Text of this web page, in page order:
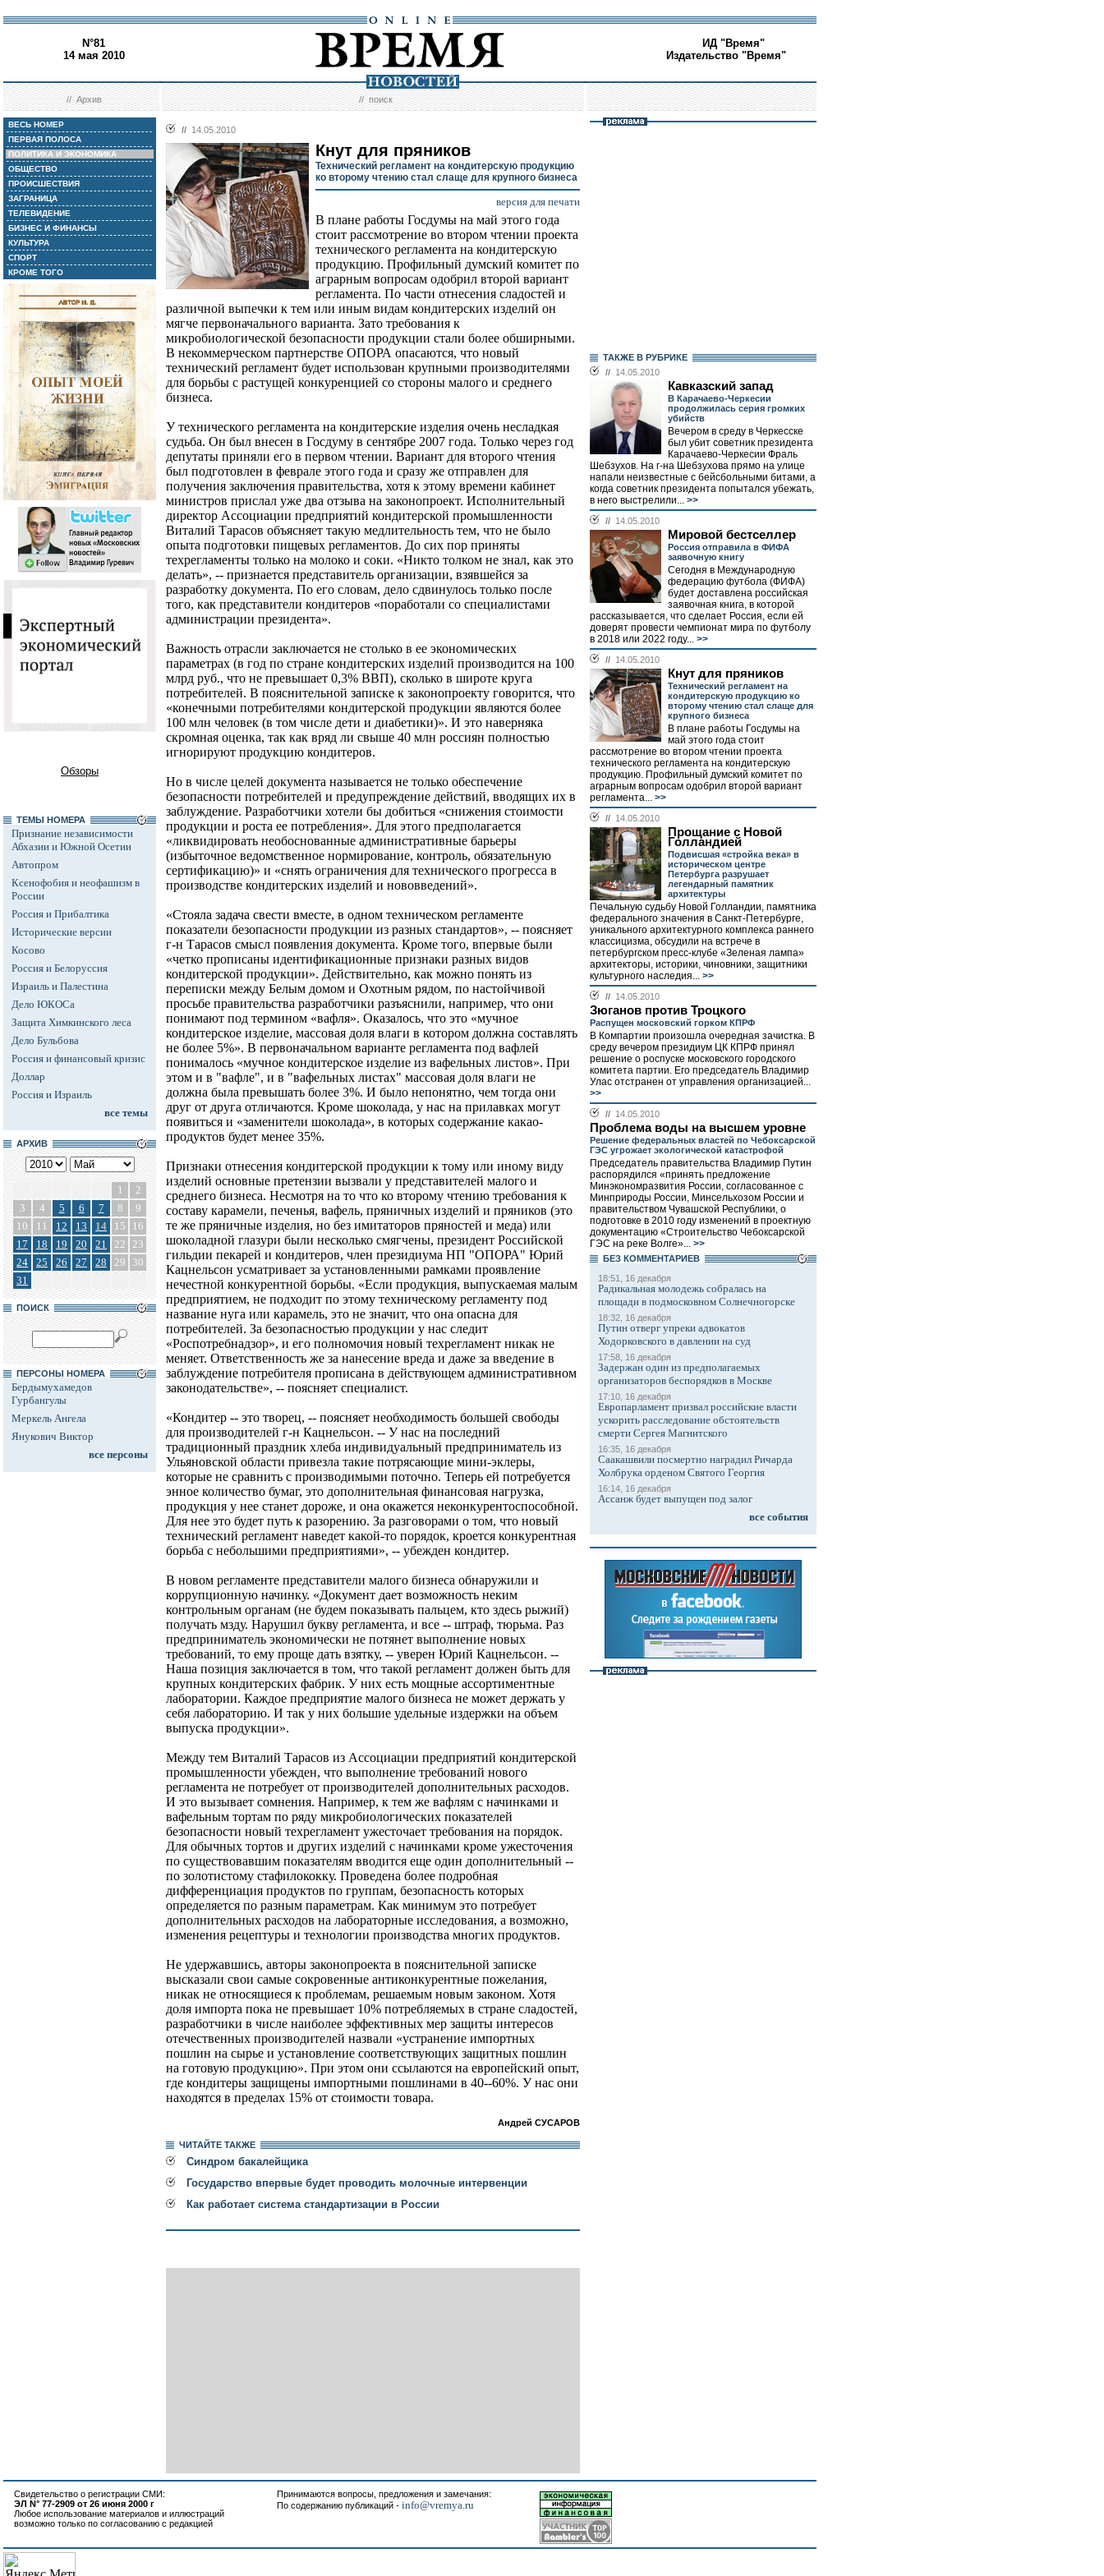
N°81
14 мая 2010
ИД "Время"
Издательство "Время"
//Архив //поиск
ВЕСЬ НОМЕР
ПЕРВАЯ ПОЛОСА
ПОЛИТИКА И ЭКОНОМИКА
ОБЩЕСТВО
ПРОИСШЕСТВИЯ
ЗАГРАНИЦА
ТЕЛЕВИДЕНИЕ
БИЗНЕС И ФИНАНСЫ
КУЛЬТУРА
СПОРТ
КРОМЕ ТОГО
Обзоры
ТЕМЫ НОМЕРА
Признание независимости
Абхазии и Южной Осетии
Автопром
Ксенофобия и неофашизм в
России
Россия и Прибалтика
Исторические версии
Косово
Россия и Белоруссия
Израиль и Палестина
Дело ЮКОСа
Защита Химкинского леса
Дело Бульбова
Россия и финансовый кризис
Доллар
Россия и Израиль
все темы
АРХИВ
1
2
3
4 5 6 7 8
9
10
11 12 13 14 15
16
17
18 19 20 21 22 23
24
25 26 27 28 29
30
31
ПОИСК
ПЕРСОНЫ НОМЕРА
Бердымухамедов
Гурбангулы
Меркель Ангела
Янукович Виктор
все персоны
// 14.05.2010
Кнут для пряников
Технический регламент на кондитерскую продукцию
ко второму чтению стал слаще для крупного бизнеса
версия для печати
В плане работы Госдумы на май этого года
стоит рассмотрение во втором чтении проекта
технического регламента на кондитерскую
продукцию. Профильный думский комитет по
аграрным вопросам одобрил второй вариант
регламента. По части отнесения сладостей и
различной выпечки к тем или иным видам кондитерских изделий он
мягче первоначального варианта. Зато требования к
микробиологической безопасности продукции стали более обширными.
В некоммерческом партнерстве ОПОРА опасаются, что новый
технический регламент будет использован крупными производителями
для борьбы с растущей конкуренцией со стороны малого и среднего
бизнеса.
У технического регламента на кондитерские изделия очень несладкая
судьба. Он был внесен в Госдуму в сентябре 2007 года. Только через год
депутаты приняли его в первом чтении. Вариант для второго чтения
был подготовлен в феврале этого года и сразу же отправлен для
получения заключения правительства, хотя к этому времени кабинет
министров прислал уже два отзыва на законопроект. Исполнительный
директор Ассоциации предприятий кондитерской промышленности
Виталий Тарасов объясняет такую медлительность тем, что не было
опыта подготовки пищевых регламентов. До сих пор приняты
техрегламенты только на молоко и соки. «Никто толком не знал, как это
делать», -- признается представитель организации, взявшейся за
разработку документа. По его словам, дело сдвинулось только после
того, как представители кондитеров «поработали со специалистами
администрации президента».
Важность отрасли заключается не столько в ее экономических
параметрах (в год по стране кондитерских изделий производится на 100
млрд руб., что не превышает 0,3% ВВП), сколько в широте круга
потребителей. В пояснительной записке к законопроекту говорится, что
«конечными потребителями кондитерской продукции являются более
100 млн человек (в том числе дети и диабетики)». И это наверняка
скромная оценка, так как вряд ли свыше 40 млн россиян полностью
игнорируют продукцию кондитеров.
Но в числе целей документа называется не только обеспечение
безопасности потребителей и предупреждение действий, вводящих их в
заблуждение. Разработчики хотели бы добиться «снижения стоимости
продукции и роста ее потребления». Для этого предполагается
«ликвидировать необоснованные административные барьеры
(избыточное ведомственное нормирование, контроль, обязательную
сертификацию)» и «снять ограничения для технического прогресса в
производстве кондитерских изделий и нововведений».
«Стояла задача свести вместе, в одном техническом регламенте
показатели безопасности продукции из разных стандартов», -- поясняет
г-н Тарасов смысл появления документа. Кроме того, впервые были
«четко прописаны идентификационные признаки разных видов
кондитерской продукции». Действительно, как можно понять из
переписки между Белым домом и Охотным рядом, по настойчивой
просьбе правительства разработчики разъяснили, например, что они
понимают под термином «вафля». Оказалось, что это «мучное
кондитерское изделие, массовая доля влаги в котором должна составлять
не более 5%». В первоначальном варианте регламента под вафлей
понималось «мучное кондитерское изделие из вафельных листов». При
этом и в "вафле", и в "вафельных листах" массовая доля влаги не
должна была превышать более 3%. И было непонятно, чем тогда они
друг от друга отличаются. Кроме шоколада, у нас на прилавках могут
появиться и «заменители шоколада», в которых содержание какао-
продуктов будет менее 35%.
Признаки отнесения кондитерской продукции к тому или иному виду
изделий основные претензии вызвали у представителей малого и
среднего бизнеса. Несмотря на то что ко второму чтению требования к
составу карамели, печенья, вафель, пряничных изделий и пряников (это
те же пряничные изделия, но без имитаторов пряностей и меда) или
шоколадной глазури были несколько смягчены, президент Российской
гильдии пекарей и кондитеров, член президиума НП "ОПОРА" Юрий
Кацнельсон усматривает за установленными рамками проявление
нечестной конкурентной борьбы. «Если продукция, выпускаемая малым
предприятием, не подходит по этому техническому регламенту под
название нуга или карамель, это не значит, что она опасна для
потребителей. За безопасностью продукции у нас следит
«Роспотребнадзор», и его полномочия новый техрегламент никак не
меняет. Ответственность же за нанесение вреда и даже за введение в
заблуждение потребителя прописана в действующем административном
законодательстве», -- поясняет специалист.
«Кондитер -- это творец, -- поясняет необходимость большей свободы
для производителей г-н Кацнельсон. -- У нас на последний
традиционный праздник хлеба индивидуальный предприниматель из
Ульяновской области привезла такие потрясающие мини-эклеры,
которые не сравнить с производимыми поточно. Теперь ей потребуется
энное количество бумаг, это дополнительная финансовая нагрузка,
продукция у нее станет дороже, и она окажется неконкурентоспособной.
Для нее это будет путь к разорению. За разговорами о том, что новый
технический регламент наведет какой-то порядок, кроется конкурентная
борьба с небольшими предприятиями», -- убежден кондитер.
В новом регламенте представители малого бизнеса обнаружили и
коррупционную начинку. «Документ дает возможность неким
контрольным органам (не будем показывать пальцем, кто здесь рыжий)
получать мзду. Нарушил букву регламента, и все -- штраф, тюрьма. Раз
предприниматель экономически не потянет выполнение новых
требований, то ему проще дать взятку, -- уверен Юрий Кацнельсон. --
Наша позиция заключается в том, что такой регламент должен быть для
крупных кондитерских фабрик. У них есть мощные ассортиментные
лаборатории. Каждое предприятие малого бизнеса не может держать у
себя лабораторию. И так у них большие удельные издержки на объем
выпуска продукции».
Между тем Виталий Тарасов из Ассоциации предприятий кондитерской
промышленности убежден, что выполнение требований нового
регламента не потребует от производителей дополнительных расходов.
И это вызывает сомнения. Например, к тем же вафлям с начинками и
вафельным тортам по ряду микробиологических показателей
безопасности новый техрегламент ужесточает требования на порядок.
Для обычных тортов и других изделий с начинками кроме ужесточения
по существовавшим показателям вводится еще один дополнительный --
по золотистому стафилококку. Проведена более подробная
дифференциация продуктов по группам, безопасность которых
определяется по разным параметрам. Как минимум это потребует
дополнительных расходов на лабораторные исследования, а возможно,
изменения рецептуры и технологии производства многих продуктов.
Не удержавшись, авторы законопроекта в пояснительной записке
высказали свои самые сокровенные антиконкурентные пожелания,
никак не относящиеся к проблемам, решаемым новым законом. Хотя
доля импорта пока не превышает 10% потребляемых в стране сладостей,
разработчики в числе наиболее эффективных мер защиты интересов
отечественных производителей назвали «устранение импортных
пошлин на сырье и установление соответствующих защитных пошлин
на готовую продукцию». При этом они ссылаются на европейский опыт,
где кондитеры защищены импортными пошлинами в 40--60%. У нас они
находятся в пределах 15% от стоимости товара.
Андрей СУСАРОВ
ЧИТАЙТЕ ТАКЖЕ
Синдром бакалейщика
Государство впервые будет проводить молочные интервенции
Как работает система стандартизации в России
ТАКЖЕ В РУБРИКЕ
// 14.05.2010
Кавказский запад
В Карачаево-Черкесии
продолжилась серия громких
убийств
Вечером в среду в Черкесске
был убит советник президента
Карачаево-Черкесии Фраль
Шебзухов. На г-на Шебзухова прямо на улице
напали неизвестные с бейсбольными битами, а
когда советник президента попытался убежать,
в него выстрелили... >>
// 14.05.2010
Мировой бестселлер
Россия отправила в ФИФА
заявочную книгу
Сегодня в Международную
федерацию футбола (ФИФА)
будет доставлена российская
заявочная книга, в которой
рассказывается, что сделает Россия, если ей
доверят провести чемпионат мира по футболу
в 2018 или 2022 году... >>
// 14.05.2010
Кнут для пряников
Технический регламент на
кондитерскую продукцию ко
второму чтению стал слаще для
крупного бизнеса
В плане работы Госдумы на
май этого года стоит
рассмотрение во втором чтении проекта
технического регламента на кондитерскую
продукцию. Профильный думский комитет по
аграрным вопросам одобрил второй вариант
регламента... >>
// 14.05.2010
Прощание с Новой
Голландией
Подвисшая «стройка века» в
историческом центре
Петербурга разрушает
легендарный памятник
архитектуры
Печальную судьбу Новой Голландии, памятника
федерального значения в Санкт-Петербурге,
уникального архитектурного комплекса раннего
классицизма, обсудили на встрече в
петербургском пресс-клубе «Зеленая лампа»
архитекторы, историки, чиновники, защитники
культурного наследия... >>
// 14.05.2010
Зюганов против Троцкого
Распущен московский горком КПРФ
В Компартии произошла очередная зачистка. В
среду вечером президиум ЦК КПРФ принял
решение о роспуске московского городского
комитета партии. Его председатель Владимир
Улас отстранен от управления организацией...
>>
// 14.05.2010
Проблема воды на высшем уровне
Решение федеральных властей по Чебоксарской
ГЭС угрожает экологической катастрофой
Председатель правительства Владимир Путин
распорядился «принять предложение
Минэкономразвития России, согласованное с
Минприроды России, Минсельхозом России и
правительством Чувашской Республики, о
подготовке в 2010 году изменений в проектную
документацию «Строительство Чебоксарской
ГЭС на реке Волге»... >>
БЕЗ КОМMЕНТАРИЕВ
18:51, 16 декабря
Радикальная молодежь собралась на
площади в подмосковном Солнечногорске
18:32, 16 декабря
Путин отверг упреки адвокатов
Ходорковского в давлении на суд
17:58, 16 декабря
Задержан один из предполагаемых
организаторов беспорядков в Москве
17:10, 16 декабря
Европарламент призвал российские власти
ускорить расследование обстоятельств
смерти Сергея Магнитского
16:35, 16 декабря
Саакашвили посмертно наградил Ричарда
Холбрука орденом Святого Георгия
16:14, 16 декабря
Ассанж будет выпущен под залог
все события
Свидетельство о регистрации СМИ:
ЭЛ N° 77-2909 от 26 июня 2000 г
Любое использование материалов и иллюстраций
возможно только по согласованию с редакцией
Принимаются вопросы, предложения и замечания:
По содержанию публикаций - info@vremya.ru